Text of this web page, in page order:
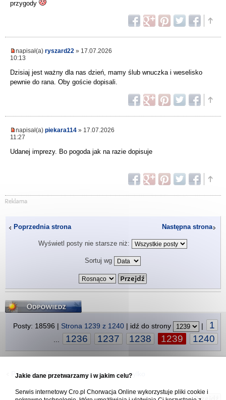
przygody
napisał(a) ryszard22 » 17.07.2026
10:13
Dzisiaj jest ważny dla nas dzień, mamy ślub wnuczka i weselisko
pewnie do rana. Oby goście dopisali.
napisał(a) piekara114 » 17.07.2026
11:27
Udanej imprezy. Bo pogoda jak na razie dopisuje
Poprzednia strona Następna strona
Wyświetl posty nie starsze niż:
Sortuj wg
Odpowiedz
Posty: 18596 | Strona 1239 z 1240 | idź do strony | 1
1236 1237 1238 1239 1240
Powrót do Rozmowy o turystyce i nie tylko
Skocz do:
Jakie dane przetwarzamy i w jakim celu?
Serwis internetowy Cro.pl Chorwacja Online wykorzystuje pliki cookie i